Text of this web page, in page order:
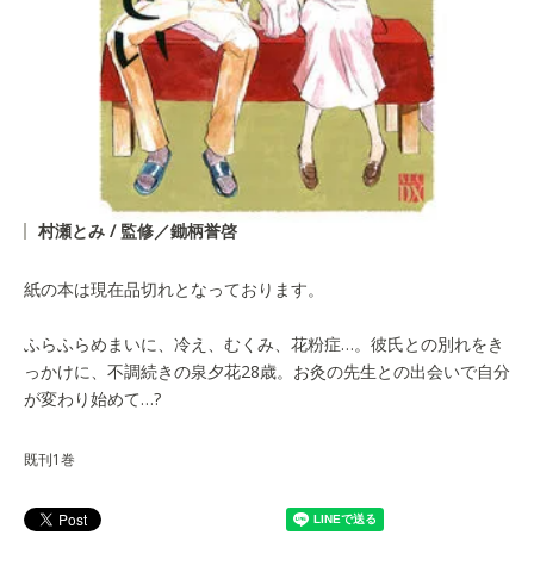
村瀬とみ / 監修／鋤柄誉啓
紙の本は現在品切れとなっております。
ふらふらめまいに、冷え、むくみ、花粉症…。彼氏との別れをき
っかけに、不調続きの泉夕花28歳。お灸の先生との出会いで自分
が変わり始めて…?
既刊1巻